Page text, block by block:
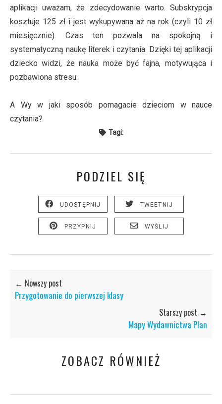
aplikacji uważam, że zdecydowanie warto. Subskrypcja
kosztuje 125 zł i jest wykupywana aż na rok (czyli 10 zł
miesięcznie). Czas ten pozwala na spokojną i
systematyczną naukę literek i czytania. Dzięki tej aplikacji
dziecko widzi, że nauka może być fajna, motywująca i
pozbawiona stresu.
A Wy w jaki sposób pomagacie dzieciom w nauce
czytania?
Tagi:
PODZIEL SIĘ
UDOSTĘPNIJ TWEETNIJ
PRZYPNIJ WYŚLIJ
← Nowszy post
Przygotowanie do pierwszej klasy
Starszy post →
Mapy Wydawnictwa Plan
ZOBACZ RÓWNIEŻ